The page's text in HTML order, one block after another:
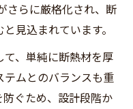
さらに厳格化され、断
見込まれています。
、単純に断熱材を厚
テムとのバランスも重
ぐため、設計段階か